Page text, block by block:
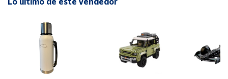
Libre de crueldad animal.
Libre de aditivos químicos, parabenos o aditivos
animales.